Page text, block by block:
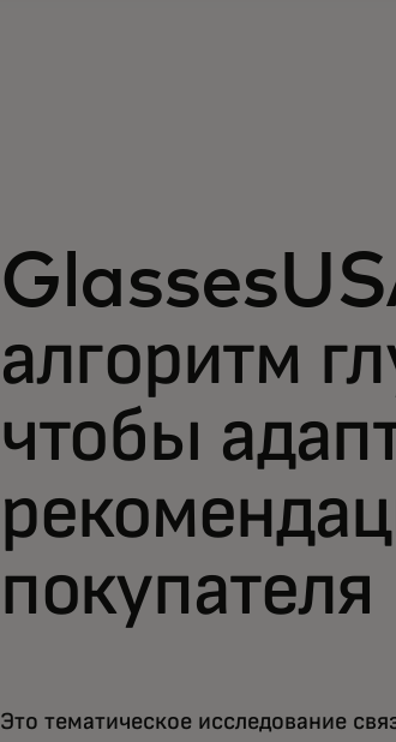
алгоритм
чтобы
покупателя
Это тематическое исследование